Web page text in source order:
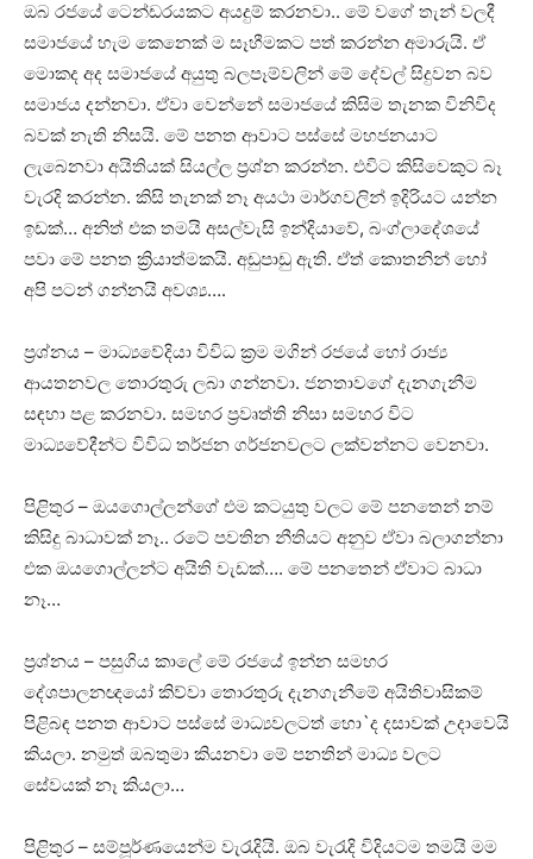
ඔබ රජයේ ටෙන්ඩරයකට අයදුම් කරනවා.. මේ වගේ තැන් වලදී
සමාජයේ හැම කෙනෙක්‌ ම සෑහීමකට පත් කරන්න අමාරුයි. ඒ
මොකද අද සමාජයේ අයුතු බලපෑම්වලින් මේ දේවල් සිදුවන බව
සමාජය දන්නවා. ඒවා වෙන්නේ සමාජයේ කිසිම තැනක විනිවිද
බවක්‌ නැති නිසයි. මේ පනත ආවාට පස්‌සේ මහජනයාට
ලැබෙනවා අයිතියක්‌ සියල්ල ප්‍රශ්න කරන්න. එවිට කිසිවෙකුට බෑ
වැරදි කරන්න. කිසි තැනක්‌ නෑ අයථා මාර්ගවලින් ඉදිරියට යන්න
ඉඩක්‌… අනිත් එක තමයි අසල්වැසි ඉන්දියාවේ, බංග්ලාදේශයේ
පවා මේ පනත ක්‍රියාත්මකයි. අඩුපාඩු ඇති. ඒත් කොතනින් හෝ
අපි පටන් ගන්නයි අවශ්‍ය….
ප්‍රශ්නය – මාධ්‍යවේදියා විවිධ ක්‍රම මගින් රජයේ හෝ රාජ්‍ය
ආයතනවල තොරතුරු ලබා ගන්නවා. ජනතාවගේ දැනගැනීම
සඳහා පළ කරනවා. සමහර ප්‍රවෘත්ති නිසා සමහර විට
මාධ්‍යවේදීන්ට විවිධ තර්ජන ගර්ජනවලට ලක්‌වන්නට වෙනවා.
පිළිතුර – ඔයගොල්ලන්ගේ එම කටයුතු වලට මේ පනතෙන් නම්
කිසිදු බාධාවක්‌ නෑ.. රටේ පවතින නීතියට අනුව ඒවා බලාගන්නා
එක ඔයගොල්ලන්ට අයිති වැඩක්‌…. මේ පනතෙන් ඒවාට බාධා
නෑ…
ප්‍රශ්නය – පසුගිය කාලේ මේ රජයේ ඉන්න සමහර
දේශපාලනඥයෝ කිව්වා තොරතුරු දැනගැනීමේ අයිතිවාසිකම්
පිළිබඳ පනත ආවාට පස්‌සේ මාධ්‍යවලටත් හො`ද දසාවක්‌ උදාවෙයි
කියලා. නමුත් ඔබතුමා කියනවා මේ පනතින් මාධ්‍ය වලට
සේවයක්‌ නෑ කියලා…
පිළිතුර – සම්පූර්ණයෙන්ම වැරැදියි. ඔබ වැරැදි විදියටම තමයි මම